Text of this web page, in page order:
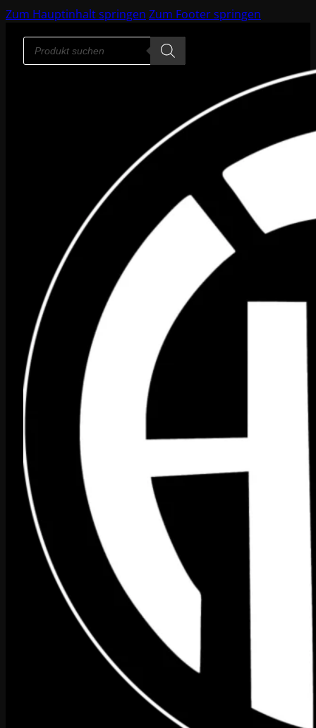
Zum Hauptinhalt springen Zum Footer springen
Products
search